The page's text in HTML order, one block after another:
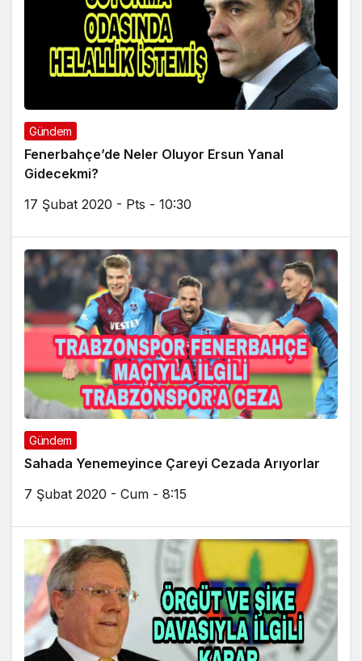
Gündem
Fenerbahçe’de Neler Oluyor Ersun Yanal
Gidecekmi?
17 Şubat 2020 - Pts - 10:30
Gündem
Sahada Yenemeyince Çareyi Cezada Arıyorlar
7 Şubat 2020 - Cum - 8:15